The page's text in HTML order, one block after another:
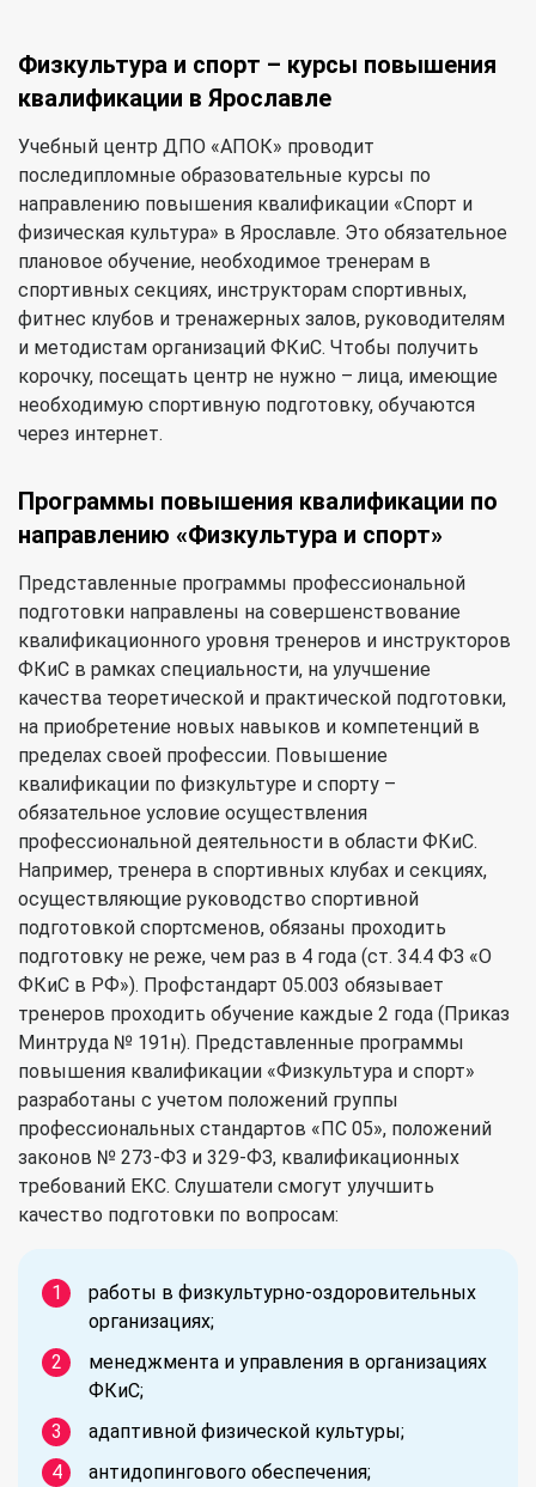
Физкультура и спорт – курсы повышения
квалификации в Ярославле
Учебный центр ДПО «АПОК» проводит
последипломные образовательные курсы по
направлению повышения квалификации «Спорт и
физическая культура» в Ярославле. Это обязательное
плановое обучение, необходимое тренерам в
спортивных секциях, инструкторам спортивных,
фитнес клубов и тренажерных залов, руководителям
и методистам организаций ФКиС. Чтобы получить
корочку, посещать центр не нужно – лица, имеющие
необходимую спортивную подготовку, обучаются
через интернет.
Программы повышения квалификации по
направлению «Физкультура и спорт»
Представленные программы профессиональной
подготовки направлены на совершенствование
квалификационного уровня тренеров и инструкторов
ФКиС в рамках специальности, на улучшение
качества теоретической и практической подготовки,
на приобретение новых навыков и компетенций в
пределах своей профессии. Повышение
квалификации по физкультуре и спорту –
обязательное условие осуществления
профессиональной деятельности в области ФКиС.
Например, тренера в спортивных клубах и секциях,
осуществляющие руководство спортивной
подготовкой спортсменов, обязаны проходить
подготовку не реже, чем раз в 4 года (ст. 34.4 ФЗ «О
ФКиС в РФ»). Профстандарт 05.003 обязывает
тренеров проходить обучение каждые 2 года (Приказ
Минтруда № 191н). Представленные программы
повышения квалификации «Физкультура и спорт»
разработаны с учетом положений группы
профессиональных стандартов «ПС 05», положений
законов № 273-ФЗ и 329-ФЗ, квалификационных
требований ЕКС. Слушатели смогут улучшить
качество подготовки по вопросам:
работы в физкультурно-оздоровительных
организациях;
менеджмента и управления в организациях
ФКиС;
адаптивной физической культуры;
антидопингового обеспечения;